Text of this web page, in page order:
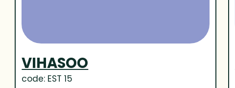
VIHASOO
code: EST 15